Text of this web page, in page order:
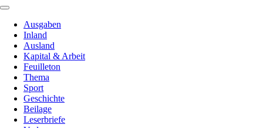
Ausgaben
Inland
Ausland
Kapital & Arbeit
Feuilleton
Thema
Sport
Geschichte
Beilage
Leserbriefe